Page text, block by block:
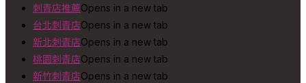
刺青店推薦Opens in a new tab
台北刺青店Opens in a new tab
新北刺青店Opens in a new tab
桃園刺青店Opens in a new tab
新竹刺青店Opens in a new tab